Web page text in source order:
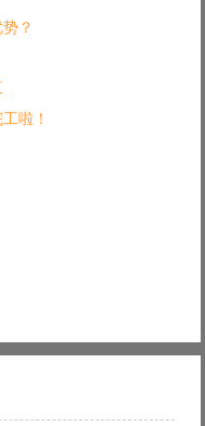
？
啦！